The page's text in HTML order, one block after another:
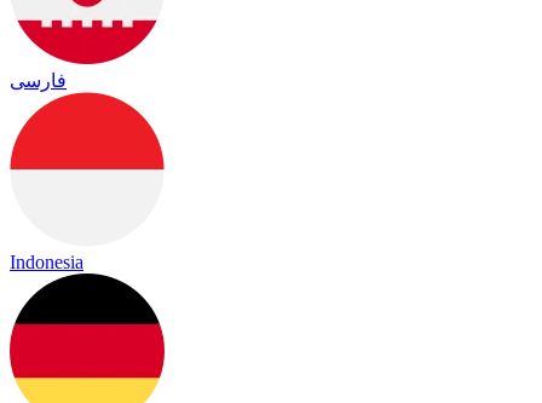
فارسی
Indonesia